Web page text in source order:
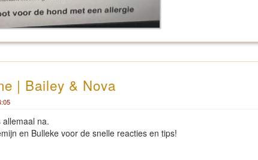
| Bailey & Nova
na.
en Bulleke voor de snelle reacties en tips!